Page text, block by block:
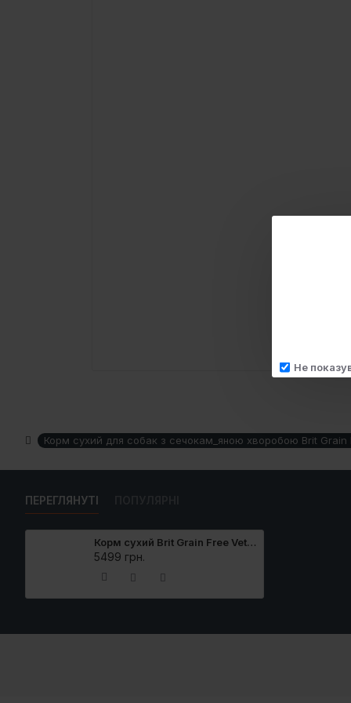
Не
Корм сухий для собак з сечокам_яною хворобою Brit Grain
ПЕРЕГЛЯНУТІ
Корм сухий Brit Grain Free VetDiet Dog Struvite для собак з сечокам_яною хворобою з яйцем індичкою горохом гречкою 12 кг
5499 грн.